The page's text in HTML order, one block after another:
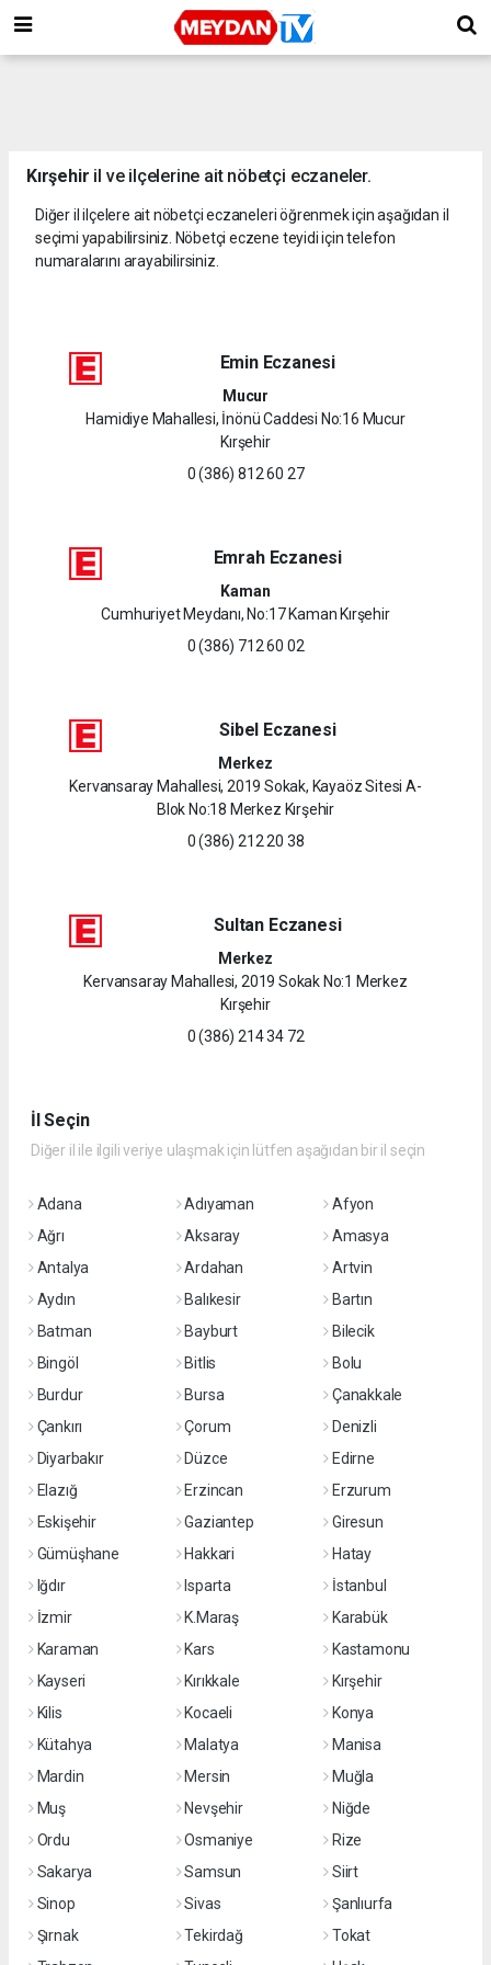
Kırşehir il ve ilçelerine ait nöbetçi eczaneler.
Diğer il ilçelere ait nöbetçi eczaneleri öğrenmek için aşağıdan il
seçimi yapabilirsiniz. Nöbetçi eczene teyidi için telefon
numaralarını arayabilirsiniz.
Emin Eczanesi
Mucur
Hamidiye Mahallesi, İnönü Caddesi No:16 Mucur
Kırşehir
0 (386) 812 60 27
Emrah Eczanesi
Kaman
Cumhuriyet Meydanı, No:17 Kaman Kırşehir
0 (386) 712 60 02
Sibel Eczanesi
Merkez
Kervansaray Mahallesi, 2019 Sokak, Kayaöz Sitesi A-
Blok No:18 Merkez Kırşehir
0 (386) 212 20 38
Sultan Eczanesi
Merkez
Kervansaray Mahallesi, 2019 Sokak No:1 Merkez
Kırşehir
0 (386) 214 34 72
İl Seçin
Diğer il ile ilgili veriye ulaşmak için lütfen aşağıdan bir il seçin
Adana Adıyaman
Afyon
Ağrı
Aksaray
Amasya
Antalya
Ardahan
Artvin
Aydın
Balıkesir
Bartın
Batman
Bayburt
Bilecik
Bingöl
Bitlis
Bolu
Burdur
Bursa
Çanakkale
Çankırı
Çorum
Denizli
Diyarbakır
Düzce
Edirne
Elazığ
Erzincan
Erzurum
Eskişehir
Gaziantep
Giresun
Gümüşhane
Hakkari
Hatay
Iğdır
Isparta
İstanbul
İzmir
K.Maraş
Karabük
Karaman
Kars
Kastamonu
Kayseri
Kırıkkale
Kırşehir
Kilis
Kocaeli
Konya
Kütahya
Malatya
Manisa
Mardin
Mersin
Muğla
Muş
Nevşehir
Niğde
Ordu
Osmaniye
Rize
Sakarya
Samsun
Siirt
Sinop
Sivas
Şanlıurfa
Şırnak
Tekirdağ
Tokat